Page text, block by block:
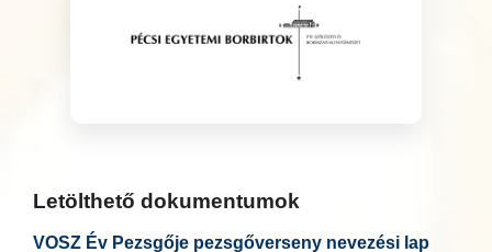
Letölthető dokumentumok
VOSZ Év Pezsgője pezsgőverseny nevezési lap